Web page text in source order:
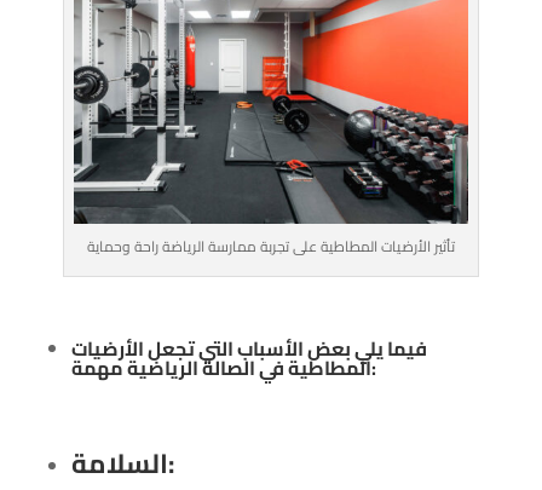
تأثير الأرضيات المطاطية على تجربة ممارسة الرياضة راحة وحماية
فيما يلي بعض الأسباب التي تجعل الأرضيات
المطاطية في الصالة الرياضية مهمة:
السلامة: